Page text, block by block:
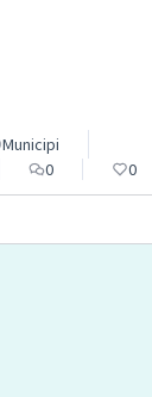
Municipi
0 0